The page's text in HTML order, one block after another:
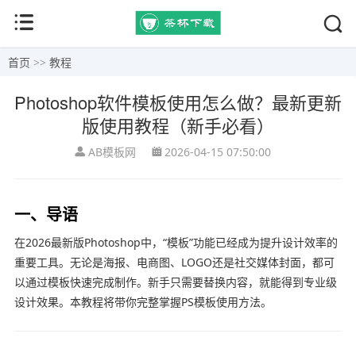
首页 >> 教程
Photoshop软件模板使用怎么做？最新更新
版使用教程（新手必看）
AB模板网 2026-04-15 07:50:00
一、导语
在2026最新版Photoshop中，“模板”功能已经成为提升设计效率的
重要工具。无论是海报、电商图、LOGO还是社交媒体封面，都可
以通过模板快速完成制作。新手只需要替换内容，就能得到专业级
设计效果。本教程将带你完整掌握PS模板使用方法。